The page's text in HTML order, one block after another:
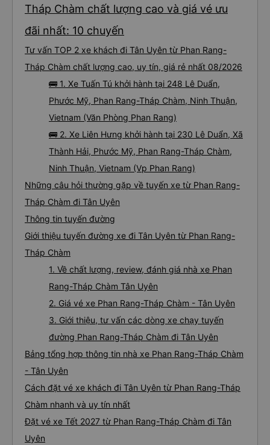
Tháp Chàm chất lượng cao và giá vé ưu
đãi nhất: 10 chuyến
Tư vấn TOP 2 xe khách đi Tân Uyên từ Phan Rang-
Tháp Chàm chất lượng cao, uy tín, giá rẻ nhất 08/2026
🚌 1. Xe Tuấn Tú khởi hành tại 248 Lê Duẩn,
Phước Mỹ, Phan Rang-Tháp Chàm, Ninh Thuận,
Vietnam (Văn Phòng Phan Rang)
🚌 2. Xe Liên Hưng khởi hành tại 230 Lê Duẩn, Xã
Thành Hải, Phước Mỹ, Phan Rang-Tháp Chàm,
Ninh Thuận, Vietnam (Vp Phan Rang)
Những câu hỏi thường gặp về tuyến xe từ Phan Rang-
Tháp Chàm đi Tân Uyên
Thông tin tuyến đường
Giới thiệu tuyến đường xe đi Tân Uyên từ Phan Rang-
Tháp Chàm
1. Về chất lượng, review, đánh giá nhà xe Phan
Rang-Tháp Chàm Tân Uyên
2. Giá vé xe Phan Rang-Tháp Chàm - Tân Uyên
3. Giới thiệu, tư vấn các dòng xe chạy tuyến
đường Phan Rang-Tháp Chàm đi Tân Uyên
Bảng tổng hợp thông tin nhà xe Phan Rang-Tháp Chàm
- Tân Uyên
Cách đặt vé xe khách đi Tân Uyên từ Phan Rang-Tháp
Chàm nhanh và uy tín nhất
Đặt vé xe Tết 2027 từ Phan Rang-Tháp Chàm đi Tân
Uyên